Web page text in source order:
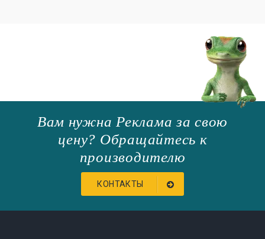
Вам нужна Реклама за свою
цену? Обращайтесь к
производителю
КОНТАКТЫ